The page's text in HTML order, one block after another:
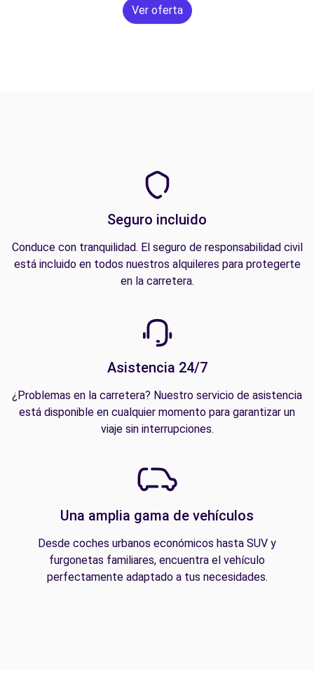
Ver oferta
Seguro incluido
Conduce con tranquilidad. El seguro de responsabilidad civil
está incluido en todos nuestros alquileres para protegerte
en la carretera.
Asistencia 24/7
¿Problemas en la carretera? Nuestro servicio de asistencia
está disponible en cualquier momento para garantizar un
viaje sin interrupciones.
Una amplia gama de vehículos
Desde coches urbanos económicos hasta SUV y
furgonetas familiares, encuentra el vehículo
perfectamente adaptado a tus necesidades.